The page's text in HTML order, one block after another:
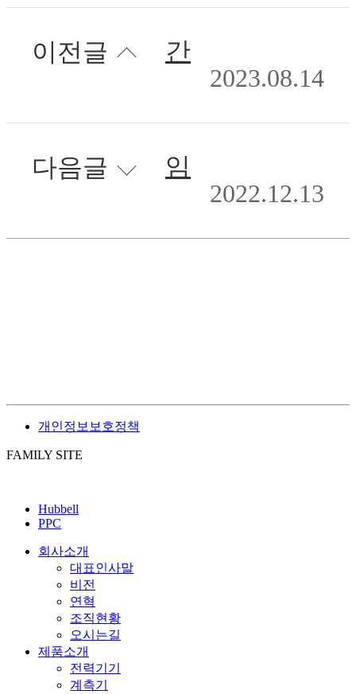
이전글
2023.08.14
다음글
2022.12.13
개인정보보호정책
FAMILY SITE
Hubbell
PPC
회사소개
대표인사말
비전
연혁
조직현황
오시는길
제품소개
전력기기
계측기